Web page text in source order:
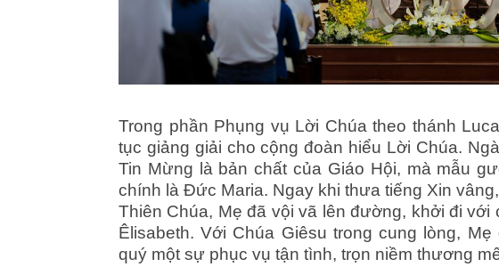
Trong phần Phụng vụ Lời Chúa theo thánh
tục giảng giải cho cộng đoàn hiểu Lời Chúa.
Tin Mừng là bản chất của Giáo Hội, mà mẫu
chính là Đức Maria. Ngay khi thưa tiếng Xin
Thiên Chúa, Mẹ đã vội vã lên đường, khởi đi
Êlisabeth. Với Chúa Giêsu trong cung lòng,
quý một sự phục vụ tận tình, trọn niềm thương